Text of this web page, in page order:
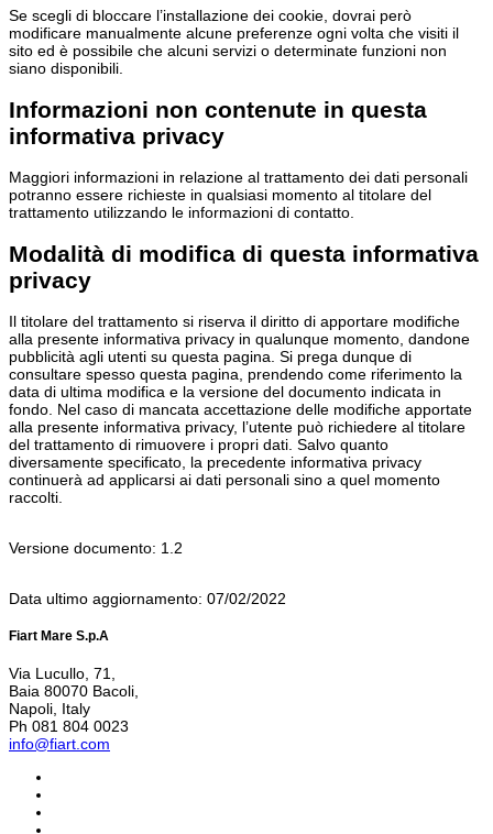
Se scegli di bloccare l’installazione dei cookie, dovrai però
modificare manualmente alcune preferenze ogni volta che visiti il
sito ed è possibile che alcuni servizi o determinate funzioni non
siano disponibili.
Informazioni non contenute in questa
informativa privacy
Maggiori informazioni in relazione al trattamento dei dati personali
potranno essere richieste in qualsiasi momento al titolare del
trattamento utilizzando le informazioni di contatto.
Modalità di modifica di questa informativa
privacy
Il titolare del trattamento si riserva il diritto di apportare modifiche
alla presente informativa privacy in qualunque momento, dandone
pubblicità agli utenti su questa pagina. Si prega dunque di
consultare spesso questa pagina, prendendo come riferimento la
data di ultima modifica e la versione del documento indicata in
fondo. Nel caso di mancata accettazione delle modifiche apportate
alla presente informativa privacy, l’utente può richiedere al titolare
del trattamento di rimuovere i propri dati. Salvo quanto
diversamente specificato, la precedente informativa privacy
continuerà ad applicarsi ai dati personali sino a quel momento
raccolti.
Versione documento: 1.2
Data ultimo aggiornamento: 07/02/2022
Fiart Mare S.p.A
Via Lucullo, 71,
Baia 80070 Bacoli,
Napoli, Italy
Ph 081 804 0023
info@fiart.com